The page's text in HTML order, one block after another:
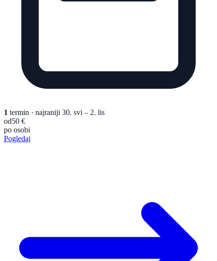
1 termin · najraniji 30. svi – 2. lis
od50 €
po osobi
Pogledaj